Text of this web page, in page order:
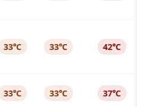
33℃ 33℃ 42℃
33℃ 33℃ 37℃